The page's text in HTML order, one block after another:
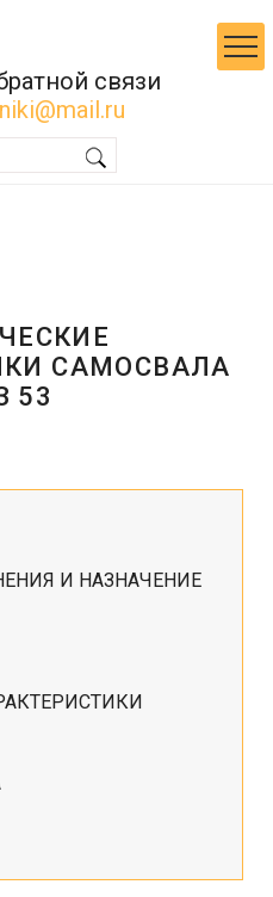
связи
САМОСВАЛА
53
И НАЗНАЧЕНИЕ